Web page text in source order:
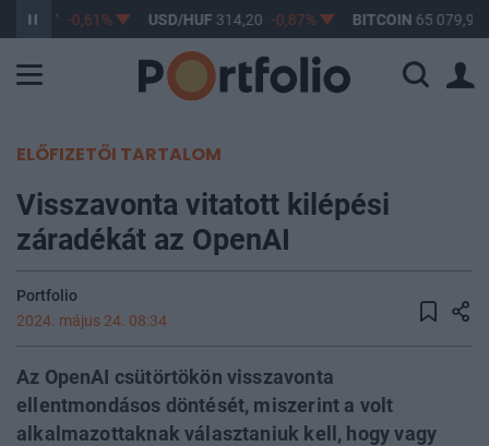
363,17 -0,61% USD/HUF 314,20 -0,87% BITCOIN 65 079,93
ELŐFIZETŐI TARTALOM
Visszavonta vitatott kilépési
záradékát az OpenAI
Portfolio
2024. május 24. 08:34
Az OpenAI csütörtökön visszavonta
ellentmondásos döntését, miszerint a volt
alkalmazottaknak választaniuk kell, hogy vagy